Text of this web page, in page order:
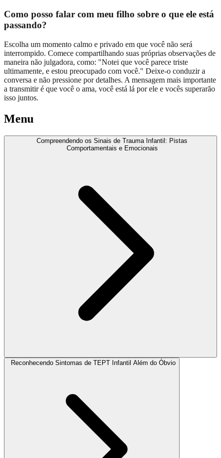
Como posso falar com meu filho sobre o que ele está
passando?
Escolha um momento calmo e privado em que você não será
interrompido. Comece compartilhando suas próprias observações de
maneira não julgadora, como: "Notei que você parece triste
ultimamente, e estou preocupado com você." Deixe-o conduzir a
conversa e não pressione por detalhes. A mensagem mais importante
a transmitir é que você o ama, você está lá por ele e vocês superarão
isso juntos.
Menu
Compreendendo os Sinais de Trauma Infantil: Pistas
Comportamentais e Emocionais
Reconhecendo Sintomas de TEPT Infantil Além do Óbvio